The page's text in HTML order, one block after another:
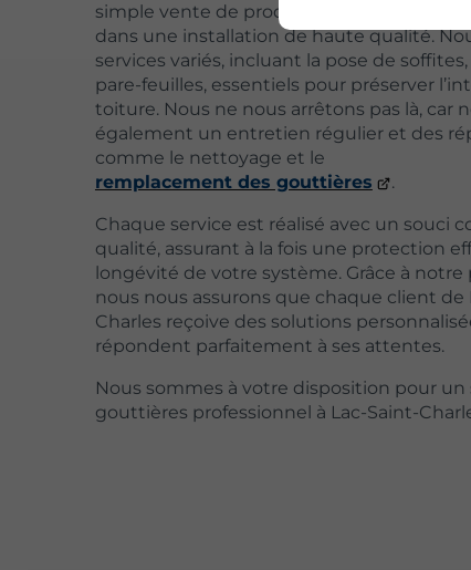
simple vente de produits, car nous nous
dans une installation de haute qualité.
services variés, incluant la pose de
pare-feuilles, essentiels pour préserver
toiture. Nous ne nous arrêtons pas là, car
également un entretien régulier et des
comme le nettoyage et le
remplacement des gouttières
.
Chaque service est réalisé avec un souci
qualité, assurant à la fois une protection
longévité de votre système. Grâce à notre
nous nous assurons que chaque client de
Charles reçoive des solutions
répondent parfaitement à ses attentes.
Nous sommes à votre disposition pour un
gouttières professionnel à Lac-Saint-